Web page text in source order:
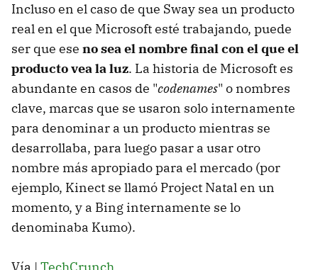
Incluso en el caso de que Sway sea un producto
real en el que Microsoft esté trabajando, puede
ser que ese no sea el nombre final con el que el
producto vea la luz. La historia de Microsoft es
abundante en casos de "codenames" o nombres
clave, marcas que se usaron solo internamente
para denominar a un producto mientras se
desarrollaba, para luego pasar a usar otro
nombre más apropiado para el mercado (por
ejemplo, Kinect se llamó Project Natal en un
momento, y a Bing internamente se lo
denominaba Kumo).